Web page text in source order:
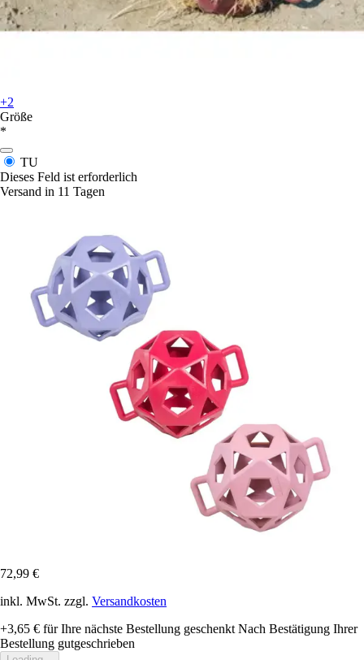
+2
Größe
*
TU
Dieses Feld ist erforderlich
Versand in 11 Tagen
72,99 €
inkl. MwSt. zzgl. Versandkosten
+3,65 € für Ihre nächste Bestellung geschenkt Nach Bestätigung Ihrer
Bestellung gutgeschrieben